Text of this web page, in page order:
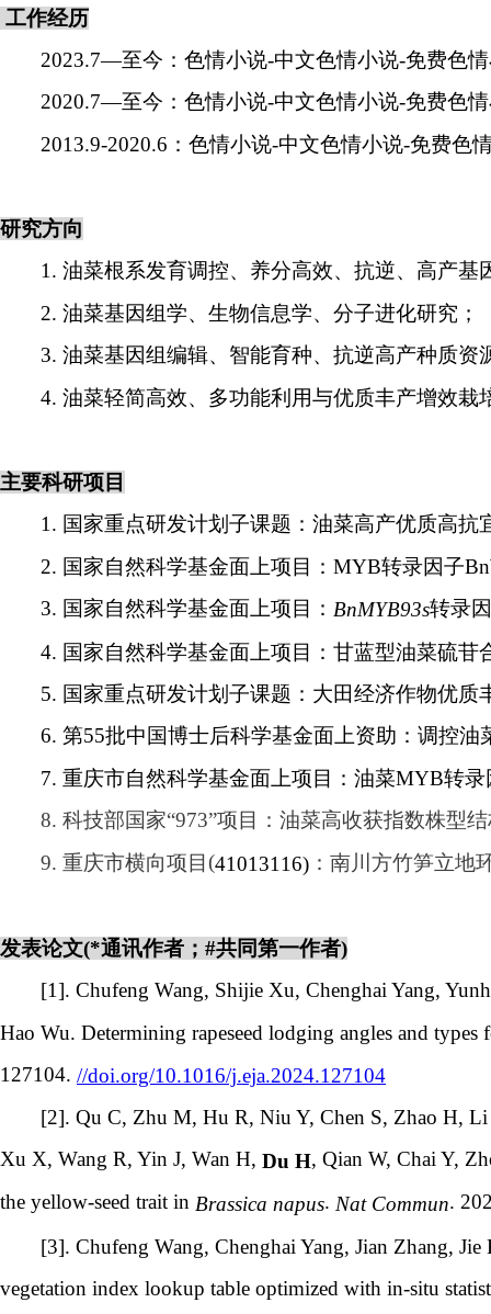
工作经历
2023.7—至今：色情小说-中文色情小说-免费色
2020.7—至今：色情小说-中文色情小说-免费色
2013.9-2020.6 ：色情小说-中文色情小说-免费色
研究方向
1.油菜根系发育调控、养分高效、抗逆、高产基
2.油菜基因组学、生物信息学、分子进化研究；
3.油菜基因组编辑、智能育种、抗逆高产种质
4.油菜轻简高效、多功能利用与优质丰产增效栽
主要科研项目
1. 国家重点研发计划子课题：油菜高产优质高
2. 国家自然科学基金面上项目：MYB转录因子
3. 国家自然科学基金面上项目： BnMYB93s转录
4. 国家自然科学基金面上项目：甘蓝型油菜硫
5. 国家重点研发计划子课题：大田经济作物优质
6.第55批中国博士后科学基金面上资助：调控油
7.重庆市自然科学基金面上项目：油菜MYB转录
8.科技部国家“973”项目：油菜高收获指数株型
9.重庆市横向项目(41013116) ：南川方竹笋立地
发表论文(*通讯作者； #共同第一作者)
[1]. Chufeng Wang, Shijie Xu, Chenghai Yang,
Hao Wu. Determining rapeseed lodging angles and
127104. //doi.org/10.1016/j.eja.2024.127104
[2]. Qu C, Zhu M, Hu R, Niu Y, Chen S, Zhao H,
Xu X, Wang R, Yin J, Wan H, Du H, Qian W, Chai Y,
the yellow-seed trait in Brassica napus. Nat Commun.
[3]. Chufeng Wang, Chenghai Yang, Jian Zhang,
vegetation index lookup table optimized with in-situ